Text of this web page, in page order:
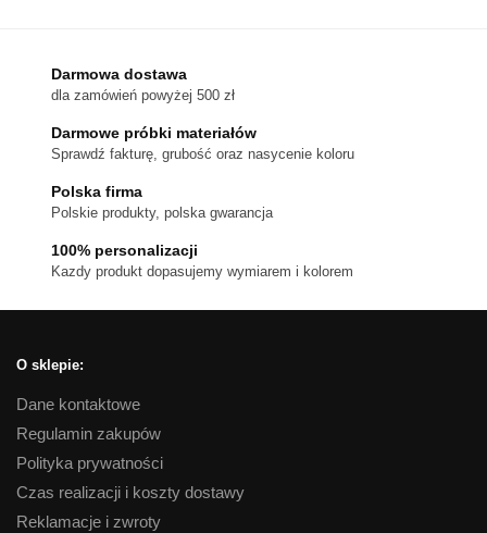
można
wybrać
na
produktu
Darmowa dostawa
dla zamówień powyżej 500 zł
Darmowe próbki materiałów
Sprawdź fakturę, grubość oraz nasycenie koloru
Polska firma
Polskie produkty, polska gwarancja
100% personalizacji
Kazdy produkt dopasujemy wymiarem i kolorem
O sklepie:
Dane kontaktowe
Regulamin zakupów
Polityka prywatności
Czas realizacji i koszty dostawy
Reklamacje i zwroty